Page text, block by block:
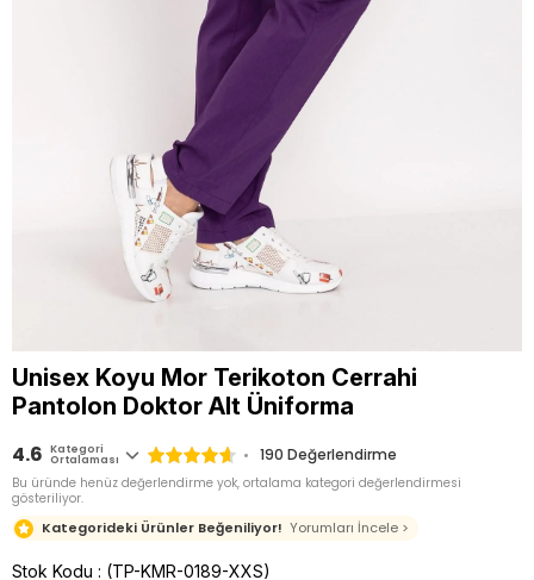
Unisex Koyu Mor Terikoton Cerrahi
Pantolon Doktor Alt Üniforma
4.6 Kategori
Ortalaması 190 Değerlendirme
Bu üründe henüz değerlendirme yok, ortalama kategori değerlendirmesi
gösteriliyor.
Kategorideki Ürünler Beğeniliyor! Yorumları İncele >
Stok Kodu (TP-KMR-0189-XXS)